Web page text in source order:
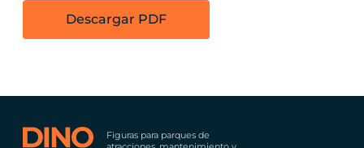
Descargar PDF
Figuras para parques de